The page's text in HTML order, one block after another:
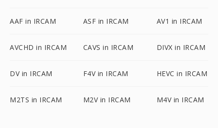
AAF in IRCAM ASF in IRCAM AV1 in IRCAM
AVCHD in IRCAM CAVS in IRCAM DIVX in IRCAM
DV in IRCAM F4V in IRCAM HEVC in IRCAM
M2TS in IRCAM M2V in IRCAM M4V in IRCAM